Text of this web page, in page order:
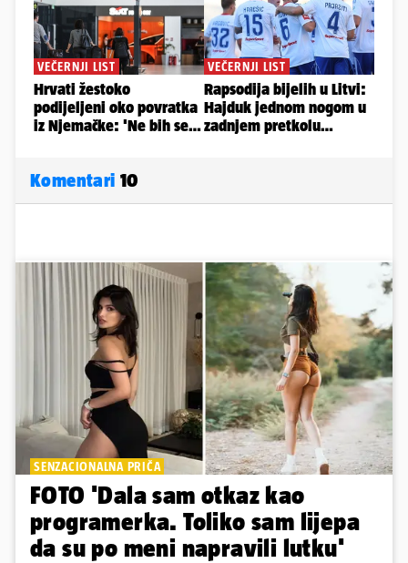
Komentari 10
SENZACIONALNA PRIČA
FOTO 'Dala sam otkaz kao
programerka. Toliko sam lijepa
da su po meni napravili lutku'